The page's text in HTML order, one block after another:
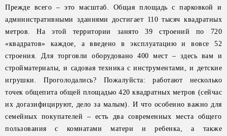
Прежде всего – это масштаб. Общая площадь с парковкой и
административными зданиями достигает 110 тысяч квадратных
метров. На этой территории занято 39 строений по 720
«квадратов» каждое, а введено в эксплуатацию и вовсе 52
строения. Для торговли оборудовано 400 мест – здесь вам и
стройматериалы, и садовая техника с инструментами, и детские
игрушки. Проголодались? Пожалуйста: работают несколько
точек общепита общей площадью 420 квадратных метров (сейчас
их догазифицируют, дело за малым). И что особенно важно для
семейных покупателей – есть два современных места общего
пользования с комнатами матери и ребенка, а также